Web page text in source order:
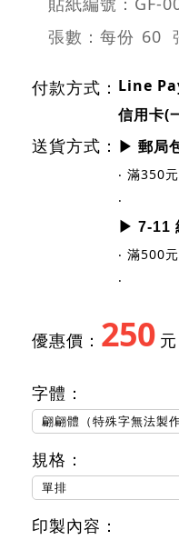
張數：每份 60
付款方式： Line
信用卡(
送貨方式： ▶ 郵局
‧ 滿350
‧
▶ 7-11
‧ 滿500
‧
優惠價： 250 元
字體：
翩翩體（特殊字無法製
規格：
單排
印製內容：